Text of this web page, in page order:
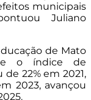
municipais
Juliano
de Mato
o índice de
22% em 2021,
2023, avançou